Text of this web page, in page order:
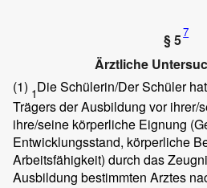
§ 57
Ärztliche
(1) 1Die Schülerin/Der Schüler
Trägers der Ausbildung vor ihrer/
ihre/seine körperliche Eignung
Entwicklungsstand, körperliche
Arbeitsfähigkeit) durch das
Ausbildung bestimmten Arztes